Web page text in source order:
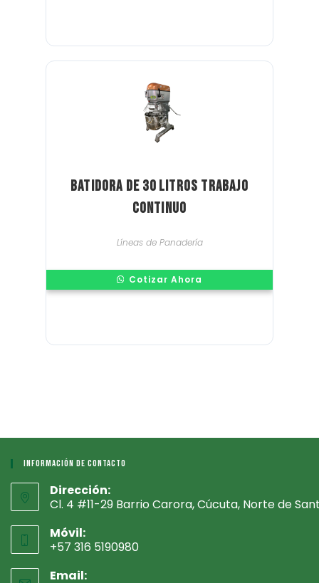
Batidora de 30 litros Trabajo
continuo
Líneas de Panadería
Cotizar Ahora
Información De Contacto
Dirección:
Cl. 4 #11-29 Barrio Carora, Cúcuta, Norte de
Móvil:
+57 316 5190980
Email: